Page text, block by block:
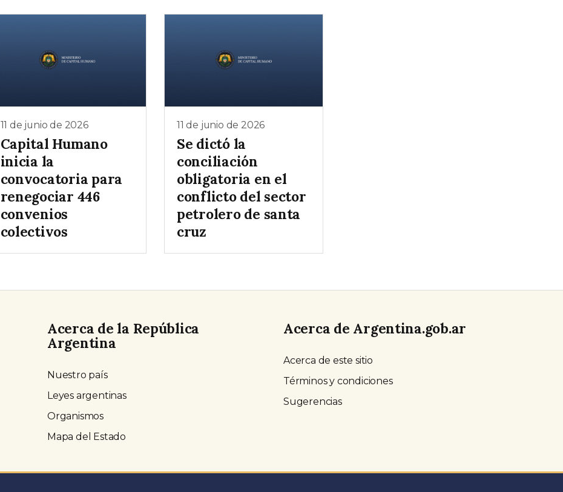
11 de junio de 2026
Capital Humano
inicia la
convocatoria para
renegociar 446
convenios
colectivos
11 de junio de 2026
Se dictó la
conciliación
obligatoria en el
conflicto del sector
petrolero de santa
cruz
Acerca de la República
Argentina
Nuestro país
Leyes argentinas
Organismos
Mapa del Estado
Acerca de Argentina.gob.ar
Acerca de este sitio
Términos y condiciones
Sugerencias